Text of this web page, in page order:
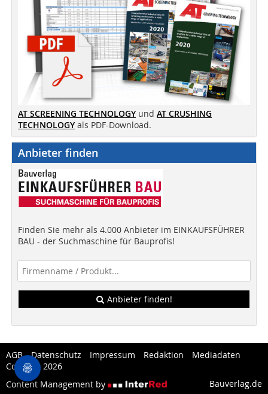
AT SCREENING TECHNOLOGY und AT CRUSHING
TECHNOLOGY als PDF-Download.
Anbieter finden
Finden Sie mehr als 4.000 Anbieter im EINKAUFSFÜHRER
BAU - der Suchmaschine für Bauprofis!
Anbieter finden!
AGB Datenschutz Impressum Redaktion
Mediadaten
Copytest 2026
Content Management by
Bauverlag.de